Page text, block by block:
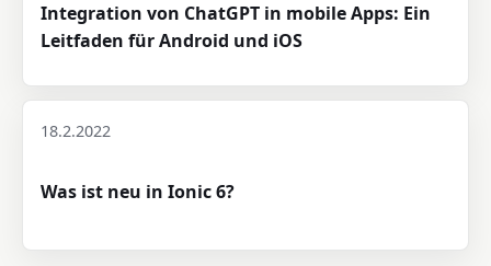
Integration von ChatGPT in mobile Apps: Ein
Leitfaden für Android und iOS
18.2.2022
Was ist neu in Ionic 6?